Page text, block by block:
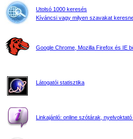
Utolsó 1000 keresés
Kíváncsi vagy milyen szavakat
Google Chrome, Mozilla Firefox és IE
Látogatói statisztika
Linkajánló: online szótárak, nyelvoktató